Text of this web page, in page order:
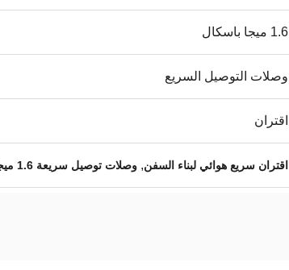
1.6 ميجا باسكال
وصلات التوصيل السريع
اقتران
اقتران سريع هوائي لبناء السفن, وصلات توصيل سريعة 1.6 ميجا باسكال